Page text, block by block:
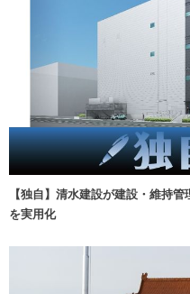
【独自】清水建設が建設・維持
を実用化